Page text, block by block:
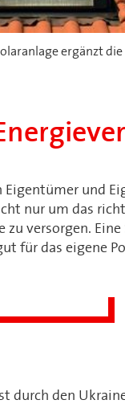
ergänzt
Eigentümer und
nur um das
versorgen.
für das eigene
durch den